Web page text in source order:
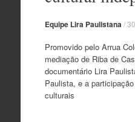
Equipe Lira Paulistana /
Promovido pelo Arrua
mediação de Riba de
documentário Lira
Paulista, e a
culturais